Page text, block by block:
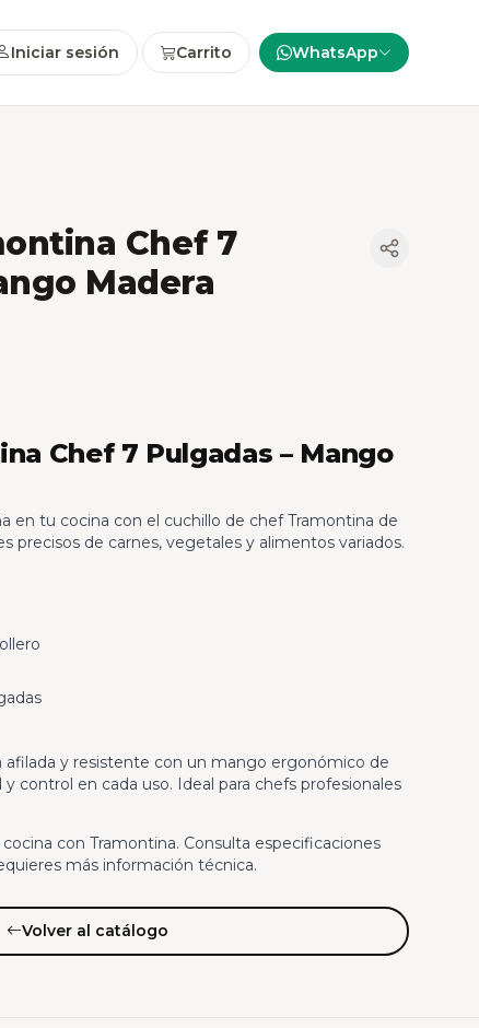
Iniciar sesión Carrito WhatsApp
Chef 7
Madera
Chef 7 Pulgadas – Mango
en tu cocina con el cuchillo de chef Tramontina de
precisos de carnes, vegetales y alimentos variados.
afilada y resistente con un mango ergonómico de
control en cada uso. Ideal para chefs profesionales
con Tramontina. Consulta especificaciones
más información técnica.
Volver al catálogo